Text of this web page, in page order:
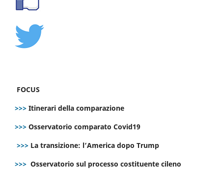
FOCUS
>>> Itinerari della comparazione
>>> Osservatorio comparato Covid19
>>> La transizione: l’America dopo Trump
>>> Osservatorio sul processo costituente cileno